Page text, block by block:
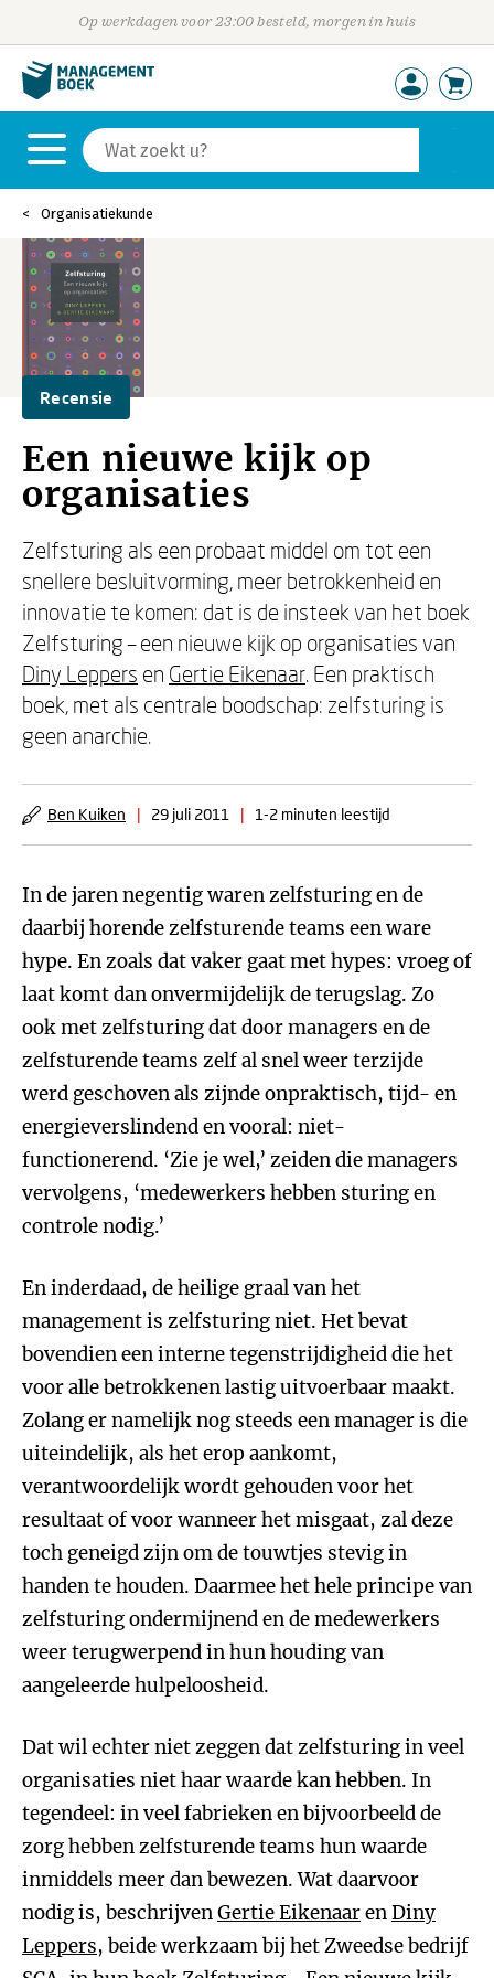
Op werkdagen voor 23:00 besteld, morgen in huis
Organisatiekunde
Recensie
Een nieuwe kijk op
organisaties
Zelfsturing als een probaat middel om tot een
snellere besluitvorming, meer betrokkenheid en
innovatie te komen: dat is de insteek van het boek
Zelfsturing – een nieuwe kijk op organisaties van
Diny Leppers en Gertie Eikenaar. Een praktisch
boek, met als centrale boodschap: zelfsturing is
geen anarchie.
Ben Kuiken | 29 juli 2011 | 1-2 minuten leestijd
In de jaren negentig waren zelfsturing en de
daarbij horende zelfsturende teams een ware
hype. En zoals dat vaker gaat met hypes: vroeg of
laat komt dan onvermijdelijk de terugslag. Zo
ook met zelfsturing dat door managers en de
zelfsturende teams zelf al snel weer terzijde
werd geschoven als zijnde onpraktisch, tijd- en
energieverslindend en vooral: niet-
functionerend. ‘Zie je wel,’ zeiden die managers
vervolgens, ‘medewerkers hebben sturing en
controle nodig.’
En inderdaad, de heilige graal van het
management is zelfsturing niet. Het bevat
bovendien een interne tegenstrijdigheid die het
voor alle betrokkenen lastig uitvoerbaar maakt.
Zolang er namelijk nog steeds een manager is die
uiteindelijk, als het erop aankomt,
verantwoordelijk wordt gehouden voor het
resultaat of voor wanneer het misgaat, zal deze
toch geneigd zijn om de touwtjes stevig in
handen te houden. Daarmee het hele principe van
zelfsturing ondermijnend en de medewerkers
weer terugwerpend in hun houding van
aangeleerde hulpeloosheid.
Dat wil echter niet zeggen dat zelfsturing in veel
organisaties niet haar waarde kan hebben. In
tegendeel: in veel fabrieken en bijvoorbeeld de
zorg hebben zelfsturende teams hun waarde
inmiddels meer dan bewezen. Wat daarvoor
nodig is, beschrijvenGertie EikenaarenDiny
Leppers, beide werkzaam bij het Zweedse bedrijf